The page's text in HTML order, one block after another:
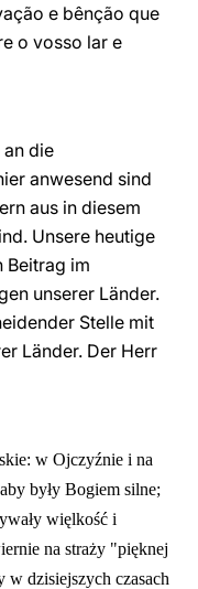
e bênção que
o vosso lar e
die
anwesend sind
aus in diesem
Unsere heutige
Beitrag im
unserer Länder.
Stelle mit
Länder. Der Herr
w Ojczyźnie i na
były Bogiem silne;
więlkość i
na straży "pięknej
w dzisiejszych czasach